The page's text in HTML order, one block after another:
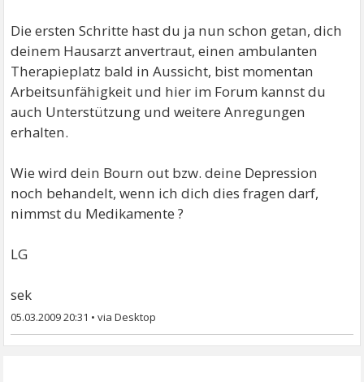
Die ersten Schritte hast du ja nun schon getan, dich
deinem Hausarzt anvertraut, einen ambulanten
Therapieplatz bald in Aussicht, bist momentan
Arbeitsunfähigkeit und hier im Forum kannst du
auch Unterstützung und weitere Anregungen
erhalten.
Wie wird dein Bourn out bzw. deine Depression
noch behandelt, wenn ich dich dies fragen darf,
nimmst du Medikamente ?
LG
sek
05.03.2009 20:31 •